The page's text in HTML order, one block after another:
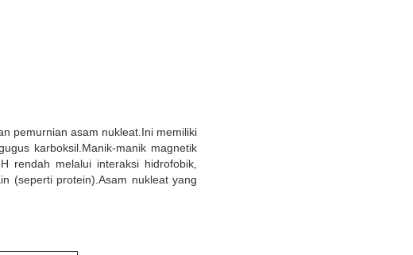
pemurnian asam nukleat.Ini memiliki
karboksil.Manik-manik magnetik
rendah melalui interaksi hidrofobik,
(seperti protein).Asam nukleat yang